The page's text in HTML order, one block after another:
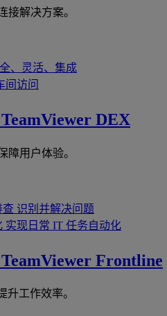
接解决方案。
、灵活、集成
间访问
TeamViewer DEX
障用户体验。
查 识别并解决问题
实现日常 IT 任务自动化
TeamViewer Frontline
升工作效率。